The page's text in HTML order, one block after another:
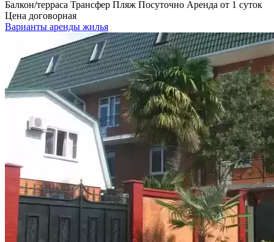
Балкон/терраса Трансфер Пляж Посуточно Аренда от 1 суток
Цена договорная
Варианты аренды жилья